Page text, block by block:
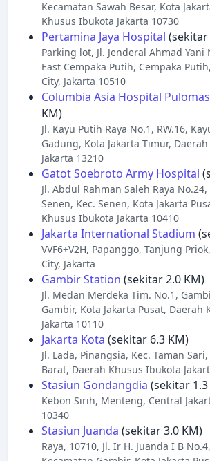
Kecamatan Sawah Besar, Kota
Khusus Ibukota Jakarta 10730
Pertamina Jaya Hospital (sekitar
Parking lot, Jl. Jenderal Ahmad Yani
East Cempaka Putih, Cempaka
City, Jakarta 10510
Columbia Asia Hospital Pulomas
KM)
Jl. Kayu Putih Raya No.1, RW.16,
Gadung, Kota Jakarta Timur,
Jakarta 13210
Gatot Soebroto Army Hospital
Jl. Abdul Rahman Saleh Raya No.24,
Senen, Kec. Senen, Kota Jakarta
Khusus Ibukota Jakarta 10410
Jakarta International Stadium
VVF6+V2H, Papanggo, Tanjung
City, Jakarta
Gambir Station (sekitar 2.0 KM)
Jl. Medan Merdeka Tim. No.1,
Gambir, Kota Jakarta Pusat, Daerah
Jakarta 10110
Jakarta Kota (sekitar 6.3 KM)
Jl. Lada, Pinangsia, Kec. Taman
Barat, Daerah Khusus Ibukota
Stasiun Gondangdia (sekitar
Kebon Sirih, Menteng, Central
10340
Stasiun Juanda (sekitar 3.0 KM)
Raya, 10710, Jl. Ir H. Juanda I B